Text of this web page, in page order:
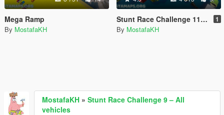
Mega Ramp
By MostafaKH
Stunt Race Challenge 11 – All vehicles 1
By MostafaKH
MostafaKH » Stunt Race Challenge 9 – All
vehicles